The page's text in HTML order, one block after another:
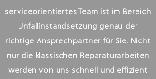
serviceorientiertes Team ist im Bereich
Unfallinstandsetzung genau der
richtige Ansprechpartner für Sie. Nicht
nur die klassischen Reparaturarbeiten
werden von uns schnell und effizient